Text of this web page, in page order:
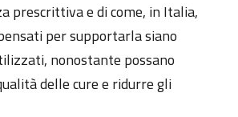
prescrittiva e di come, in Italia,
per supportarla siano
nonostante possano
delle cure e ridurre gli